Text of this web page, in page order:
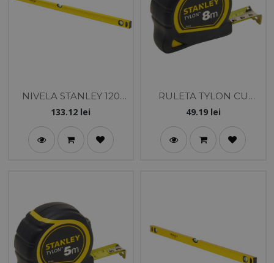
NIVELA STANLEY 120
CM
133.12 lei
RULETA TYLON CU
PROTECTIE CAUCIUC
49.19lei